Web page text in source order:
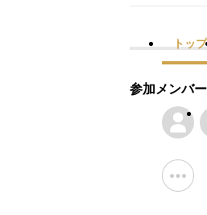
トップ
参加メンバー